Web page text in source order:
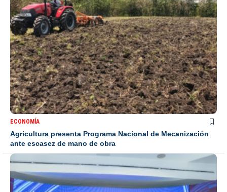
ECONOMÍA
Agricultura presenta Programa Nacional de Mecanización
ante escasez de mano de obra